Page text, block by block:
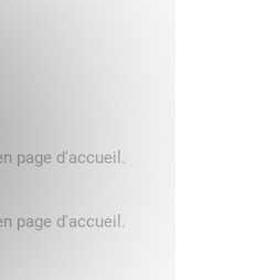
page d'accueil.
page d'accueil.